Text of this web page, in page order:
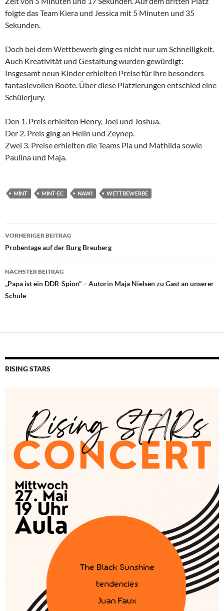
folgte das Team Kiera und Jessica mit 5 Minuten und 35
Sekunden.
Doch bei dem Wettbewerb ging es nicht nur um Schnelligkeit.
Auch Kreativität und Gestaltung wurden gewürdigt:
Insgesamt neun Kinder erhielten Preise für ihre besonders
fantasievollen Boote. Über diese Platzierungen entschied eine
Schülerjury.
Den 1. Preis erhielten Henry, Joel und Joshua.
Der 2. Preis ging an Helin und Zeynep.
Zwei 3. Preise erhielten die Teams Pia und Mathilda sowie
Paulina und Maja.
MINT MINT-EC NAWI WETTBEWERBE
Beitragsnavigation
VORHERIGER BEITRAG
Probentage auf der Burg Breuberg
NÄCHSTER BEITRAG
„Papa ist ein DDR-Spion“ – Autorin Maja Nielsen zu Gast an unserer
Schule
RISING STARS